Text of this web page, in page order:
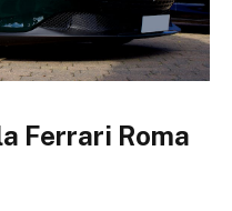
Ferrari Roma